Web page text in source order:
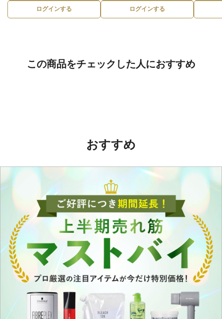
ログインする ログインする
この商品をチェックした人におすすめ
おすすめ